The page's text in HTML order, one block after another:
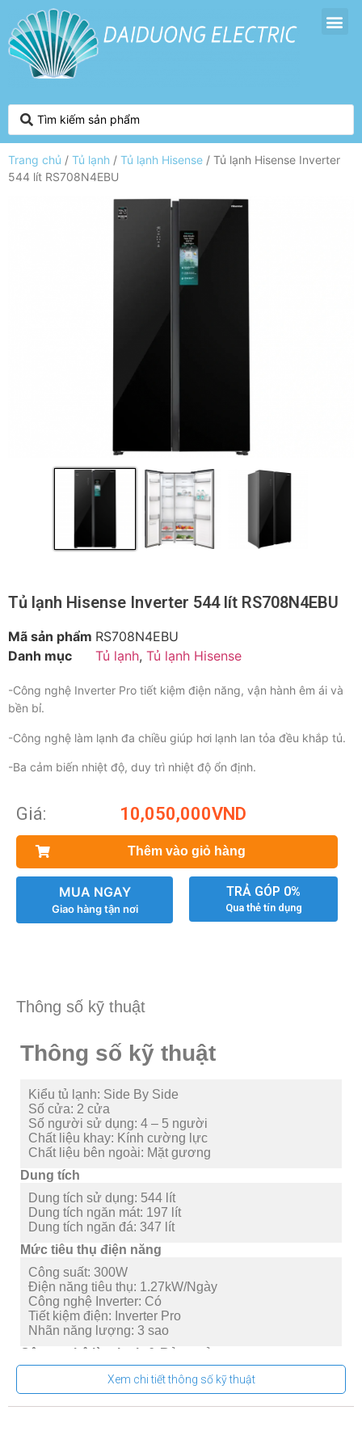
Trang chủ / Tủ lạnh / Tủ lạnh Hisense / Tủ lạnh Hisense Inverter
544 lít RS708N4EBU
Tủ lạnh Hisense Inverter 544 lít RS708N4EBU
Mã sản phẩm RS708N4EBU
Danh mục
Tủ lạnh, Tủ lạnh Hisense
-Công nghệ Inverter Pro tiết kiệm điện năng, vận hành êm ái và
bền bỉ.
-Công nghệ làm lạnh đa chiều giúp hơi lạnh lan tỏa đều khắp tủ.
-Ba cảm biến nhiệt độ, duy trì nhiệt độ ổn định.
Giá: 10,050,000VND
Thêm vào giỏ hàng
MUA NGAY
Giao hàng tận nơi
TRẢ GÓP 0%
Qua thẻ tín dụng
Thông số kỹ thuật
Thông số kỹ thuật
Kiểu tủ lạnh: Side By Side
Số cửa: 2 cửa
Số người sử dụng: 4 – 5 người
Chất liệu khay: Kính cường lực
Chất liệu bên ngoài: Mặt gương
Dung tích
Dung tích sử dụng: 544 lít
Dung tích ngăn mát: 197 lít
Dung tích ngăn đá: 347 lít
Mức tiêu thụ điện năng
Công suất: 300W
Điện năng tiêu thụ: 1.27kW/Ngày
Công nghệ Inverter: Có
Tiết kiệm điện: Inverter Pro
Nhãn năng lượng: 3 sao
Công nghệ làm lạnh & Bảo quản
Kháng khuẩn, khử mùi:Anti-bacterial deodorizer, All
Zone Active Hygiene
Xem chi tiết thông số kỹ thuật